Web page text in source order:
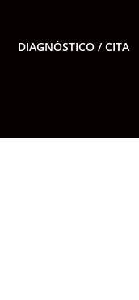
DIAGNÓSTICO / CITA